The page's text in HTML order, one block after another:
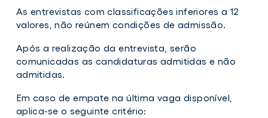
As entrevistas com classificações inferiores a 12
valores, não reúnem condições de admissão.
Após a realização da entrevista, serão
comunicadas as candidaturas admitidas e não
admitidas.
Em caso de empate na última vaga disponível,
aplica‑se o seguinte critério: